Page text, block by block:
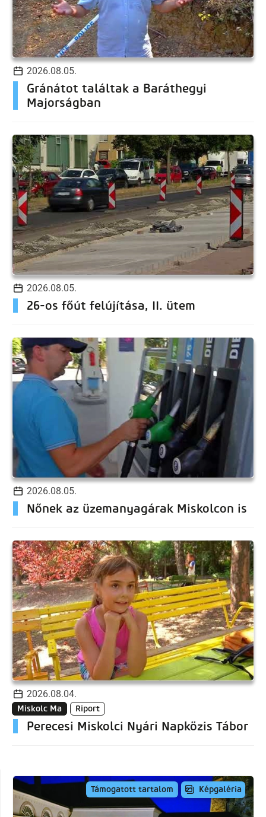
2026.08.05.
Gránátot találtak a Baráthegyi
Majorságban
2026.08.05.
26-os főút felújítása, II. ütem
2026.08.05.
Nőnek az üzemanyagárak Miskolcon is
2026.08.04.
Miskolc Ma Riport
Perecesi Miskolci Nyári Napközis Tábor
Támogatott tartalom Képgaléria